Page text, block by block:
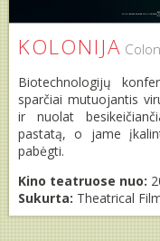
KOLONIJA
Biotechnologijų
sparčiai mutuojantis
ir nuolat
pastatą, o jame
pabėgti.
Kino teatruose nuo:
Sukurta: Theatrical